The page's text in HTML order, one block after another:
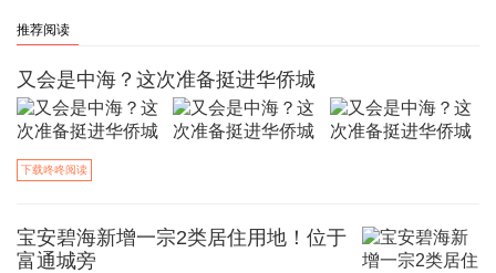
推荐阅读
又会是中海？这次准备挺进华侨城
下载咚咚阅读
宝安碧海新增一宗2类居住用地！位于
富通城旁